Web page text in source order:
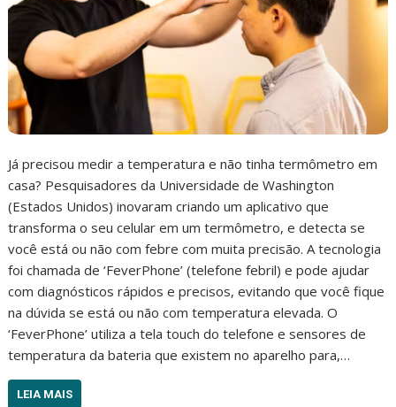
Já precisou medir a temperatura e não tinha termômetro em
casa? Pesquisadores da Universidade de Washington
(Estados Unidos) inovaram criando um aplicativo que
transforma o seu celular em um termômetro, e detecta se
você está ou não com febre com muita precisão. A tecnologia
foi chamada de ‘FeverPhone’ (telefone febril) e pode ajudar
com diagnósticos rápidos e precisos, evitando que você fique
na dúvida se está ou não com temperatura elevada. O
‘FeverPhone’ utiliza a tela touch do telefone e sensores de
temperatura da bateria que existem no aparelho para,…
LEIA MAIS